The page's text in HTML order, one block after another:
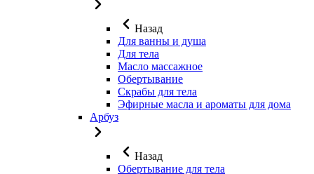
Назад
Для ванны и душа
Для тела
Масло массажное
Обертывание
Скрабы для тела
Эфирные масла и ароматы для дома
Арбуз
Назад
Обертывание для тела